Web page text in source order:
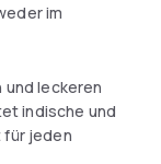
im
und leckeren
indische und
für jeden